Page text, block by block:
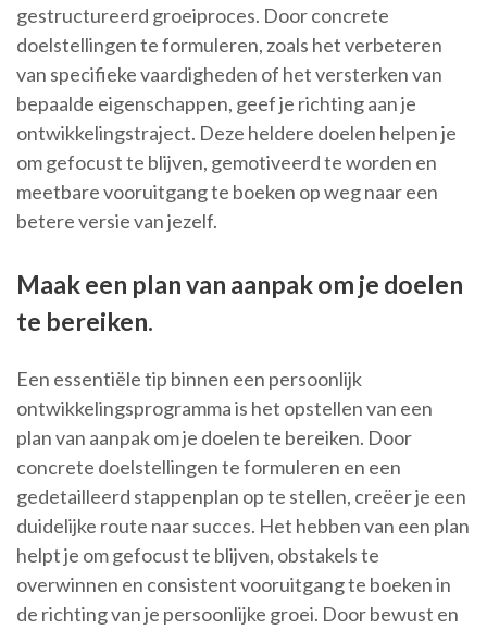
gestructureerd groeiproces. Door concrete
doelstellingen te formuleren, zoals het verbeteren
van specifieke vaardigheden of het versterken van
bepaalde eigenschappen, geef je richting aan je
ontwikkelingstraject. Deze heldere doelen helpen je
om gefocust te blijven, gemotiveerd te worden en
meetbare vooruitgang te boeken op weg naar een
betere versie van jezelf.
Maak een plan van aanpak om je doelen
te bereiken.
Een essentiële tip binnen een persoonlijk
ontwikkelingsprogramma is het opstellen van een
plan van aanpak om je doelen te bereiken. Door
concrete doelstellingen te formuleren en een
gedetailleerd stappenplan op te stellen, creëer je een
duidelijke route naar succes. Het hebben van een plan
helpt je om gefocust te blijven, obstakels te
overwinnen en consistent vooruitgang te boeken in
de richting van je persoonlijke groei. Door bewust en